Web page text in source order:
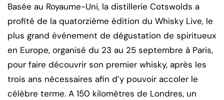
Basée au Royaume-Uni, la distillerie Cotswolds a
profité de la quatorzième édition du Whisky Live, le
plus grand événement de dégustation de spiritueux
en Europe, organisé du 23 au 25 septembre à Paris,
pour faire découvrir son premier whisky, après les
trois ans nécessaires afin d’y pouvoir accoler le
célèbre terme. A 150 kilomètres de Londres, un